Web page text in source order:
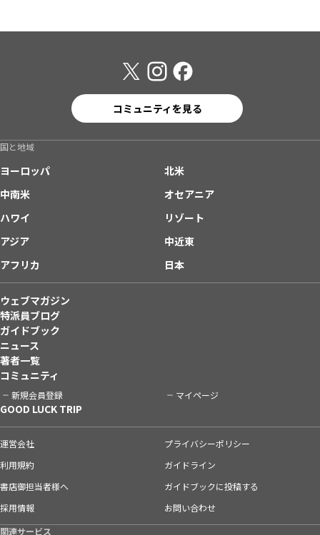
コミュニティを見る
国と地域
ヨーロッパ
北米
中南米
オセアニア
ハワイ
リゾート
アジア
中近東
アフリカ
日本
ウェブマガジン
特派員ブログ
ガイドブック
ニュース
著者一覧
コミュニティ
新規会員登録 マイページ
GOOD LUCK TRIP
運営会社
プライバシーポリシー
利用規約
ガイドライン
書店御担当者様へ
ガイドブックに投稿する
採用情報
お問い合わせ
関連サービス